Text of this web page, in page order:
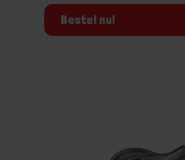
Bestel nu!